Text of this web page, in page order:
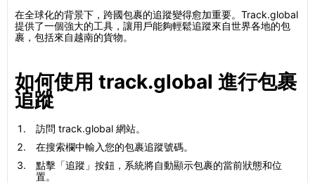
在全球化的背景下，跨國包裹的追蹤變得愈加重要。Track.global
提供了一個強大的工具，讓用戶能夠輕鬆追蹤來自世界各地的包
裹，包括來自越南的貨物。
如何使用 track.global 進行包裹
追蹤
訪問 track.global 網站。
在搜索欄中輸入您的包裹追蹤號碼。
點擊「追蹤」按鈕，系統將自動顯示包裹的當前狀態和位
置。